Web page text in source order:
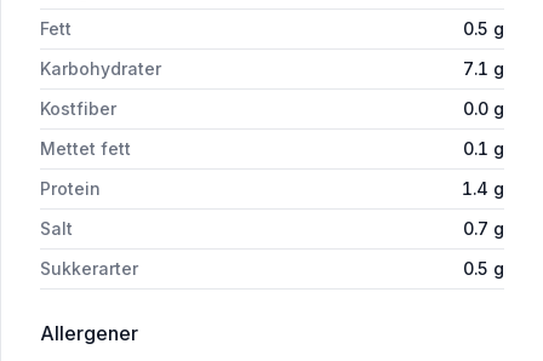
Fett
0.5 g
Karbohydrater
7.1 g
Kostfiber
0.0 g
Mettet fett
0.1 g
Protein
1.4 g
Salt
0.7 g
Sukkerarter
0.5 g
Allergeneri 'Betasuppe 112g Toro'